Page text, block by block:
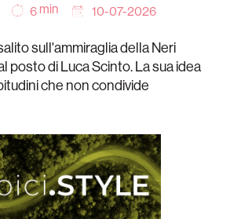
6 min 10-07-2026
sull'ammiraglia della Neri
posto di Luca Scinto. La sua idea
che non condivide